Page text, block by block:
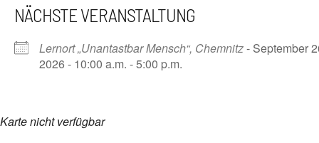
NÄCHSTE VERANSTALTUNG
Lernort „Unantastbar Mensch“, Chemnitz- September
2026 - 10:00 a.m. - 5:00 p.m.
Karte nicht verfügbar